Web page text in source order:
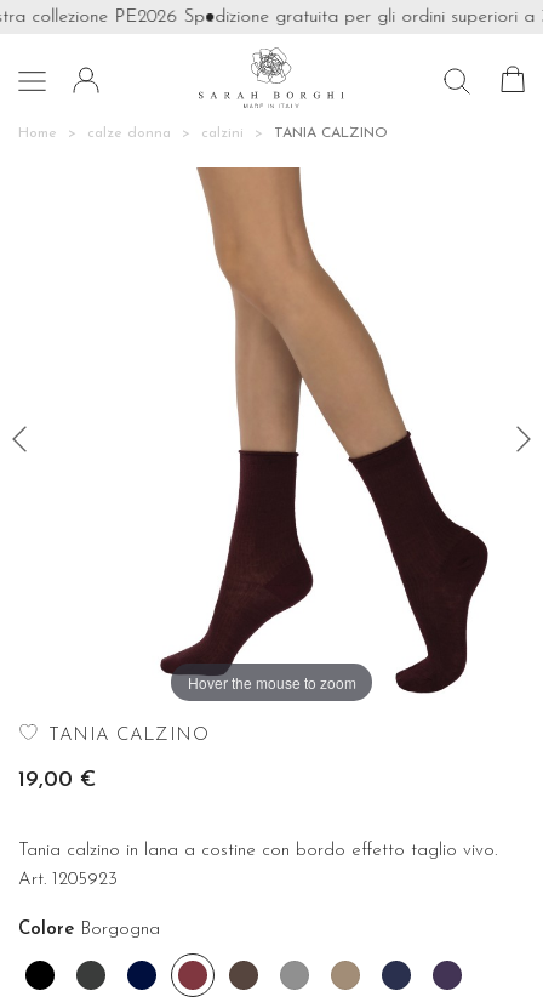
collezione PE2026 Spedizione gratuita per gli ordini superiori a

Home calze donna calzini TANIA CALZINO
Hover the mouse to zoom
TANIA CALZINO
19,00 €
Tania calzino in lana a costine con bordo effetto taglio vivo.
Art. 1205923
Colore Borgogna
Nero
Grigio
antracite
Blu BorgognaCioccolato
Grigio TortoraBlu
violet
Prugna